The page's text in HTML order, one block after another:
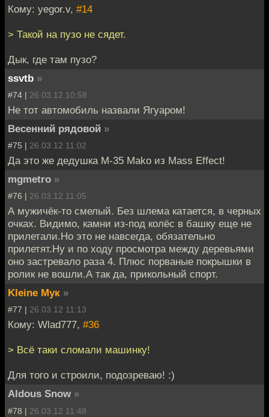
Кому: yegor.v, #14
> Такой на пузо не сядет.
Дык, где там пузо?
ssvtb »
#74 | 26.03.12 10:58
Не тот автомобиль назвали Ягуаром!
Весенний рядовой »
#75 | 26.03.12 11:02
Да это же дедушка M-35 Mako из Mass Effect!
mgmetro »
#76 | 26.03.12 11:05
А мужичёк-то смелый. Без шлема катается, в черных
очках. Видимо, камни из-под колёс в башку еще не
прилетали.Но это не навсегда, обязательно
прилетят.Ну и по ходу просмотра между деревьями
оно застревало раза 4. Плюс порваные покрышки в
ролик не вошли.А так да, прикольный спорт.
Kleine Мук »
#77 | 26.03.12 11:13
Кому: Wlad777, #36
> Всё таки сломали машинку!
Для того и строили, подозреваю! :)
Aldous Snow »
#78 | 26.03.12 11:48